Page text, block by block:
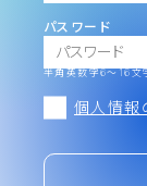
パスワード
半角英数字6～16文
個人情報